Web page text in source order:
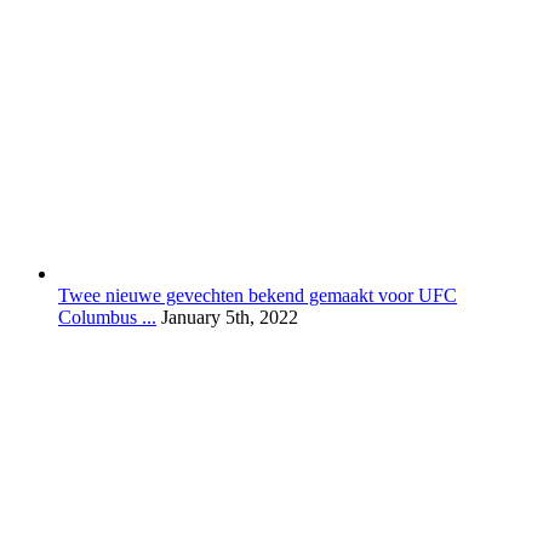
Twee nieuwe gevechten bekend gemaakt voor UFC
Columbus ... January 5th, 2022